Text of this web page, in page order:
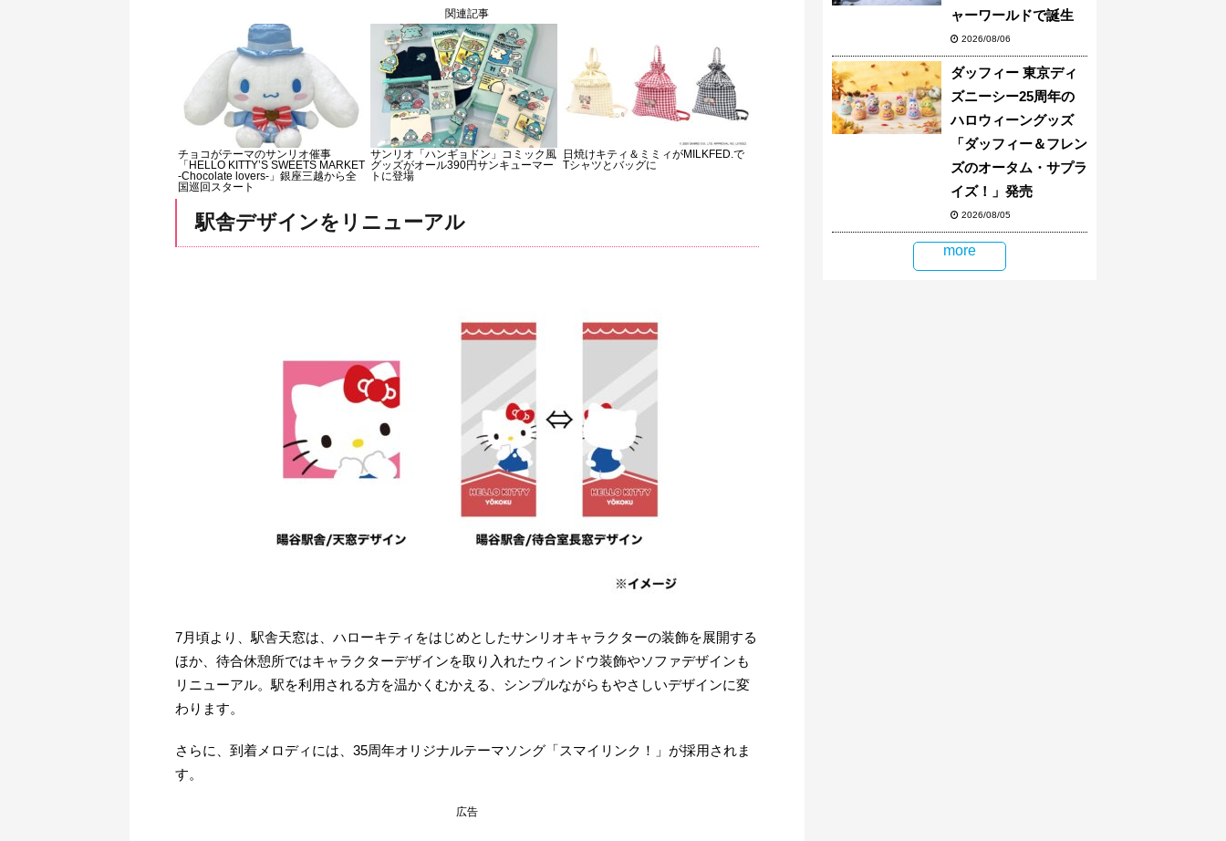
関連記事
チョコがテーマのサンリオ催事
「HELLO KITTY’S SWEETS MARKET
-Chocolate lovers-」銀座三越から全
国巡回スタート
サンリオ「ハンギョドン」コミック風
グッズがオール390円サンキューマー
トに登場
日焼けキティ＆ミミィがMILKFED.で
Tシャツとバッグに
駅舎デザインをリニューアル
7月頃より、駅舎天窓は、ハローキティをはじめとしたサンリオキャラクターの装飾を展開する
ほか、待合休憩所ではキャラクターデザインを取り入れたウィンドウ装飾やソファデザインも
リニューアル。駅を利用される方を温かくむかえる、シンプルながらもやさしいデザインに変
わります。
さらに、到着メロディには、35周年オリジナルテーマソング「スマイリンク！」が採用されま
す。
広告
ャーワールドで誕生
2026/08/06
ダッフィー 東京ディ
ズニーシー25周年の
ハロウィーングッズ
「ダッフィー＆フレン
ズのオータム・サプラ
イズ！」発売
2026/08/05
more